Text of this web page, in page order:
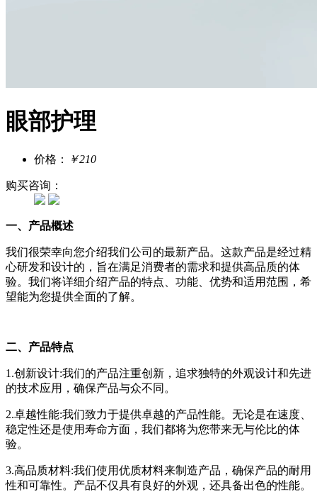
眼部护理
价格： ￥210
购买咨询：
一、产品概述
我们很荣幸向您介绍我们公司的最新产品。这款产品是经过精
心研发和设计的，旨在满足消费者的需求和提供高品质的体
验。我们将详细介绍产品的特点、功能、优势和适用范围，希
望能为您提供全面的了解。
二、产品特点
1.创新设计:我们的产品注重创新，追求独特的外观设计和先进
的技术应用，确保产品与众不同。
2.卓越性能:我们致力于提供卓越的产品性能。无论是在速度、
稳定性还是使用寿命方面，我们都将为您带来无与伦比的体
验。
3.高品质材料:我们使用优质材料来制造产品，确保产品的耐用
性和可靠性。产品不仅具有良好的外观，还具备出色的性能。